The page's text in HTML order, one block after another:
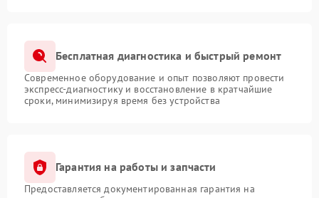
Бесплатная диагностика и быстрый ремонт
Современное оборудование и опыт позволяют провести
экспресс-диагностику и восстановление в кратчайшие
сроки, минимизируя время без устройства
Гарантия на работы и запчасти
Предоставляется документированная гарантия на